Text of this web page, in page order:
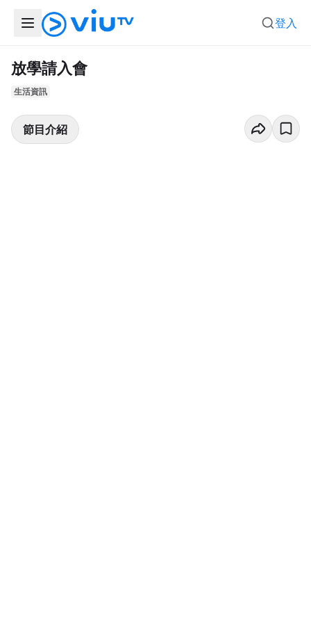
登入
放學請入會
生活資訊
節目介紹